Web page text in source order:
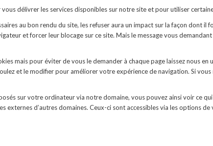
délivrer les services disponibles sur notre site et pour utiliser
au bon rendu du site, les refuser aura un impact sur la façon dont il
et forcer leur blocage sur ce site. Mais le message vous
mais pour éviter de vous le demander à chaque page laissez nous en
et le modifier pour améliorer votre expérience de navigation. Si
sur votre ordinateur via notre domaine, vous pouvez ainsi voir ce
externes d’autres domaines. Ceux-ci sont accessibles via les options